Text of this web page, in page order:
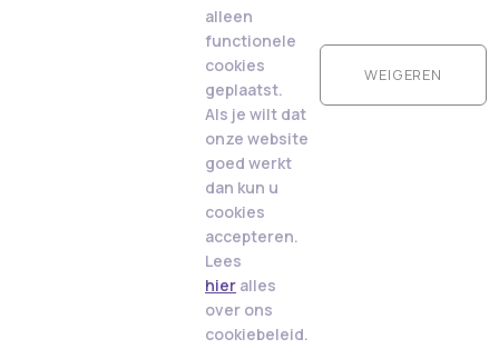
alleen
functionele
cookies
geplaatst.
Als je wilt dat
onze website
goed werkt
dan kun u
cookies
accepteren.
Lees
hier alles
over ons
cookiebeleid.
WEIGEREN